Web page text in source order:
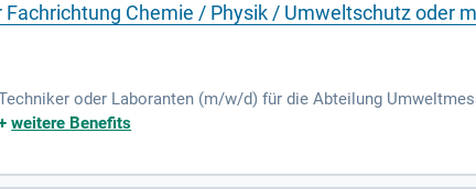
Chemie / Physik / Umweltschutz oder
oder Laboranten (m/w/d) für die Abteilung
Unser Unternehmen steht für Sicherheit, klare
an der Dekarbonisierung und der Entwicklung CO₂-effizienter
wir aktiv eine klimaneutrale Zukunft. Bewerben Sie sich
weitere Benefits